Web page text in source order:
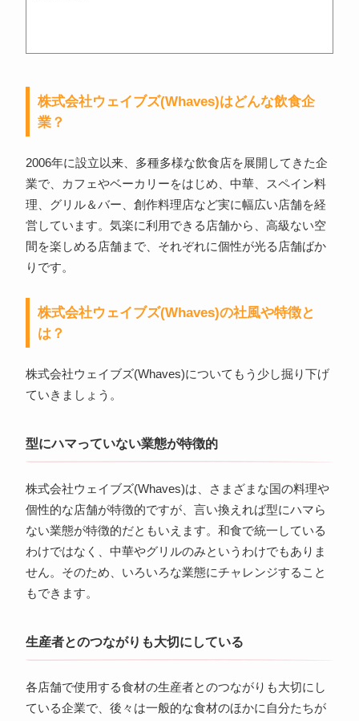
株式会社ウェイブズ(Whaves)はどんな飲食企
業？
2006年に設立以来、多種多様な飲食店を展開してきた企
業で、カフェやベーカリーをはじめ、中華、スペイン料
理、グリル＆バー、創作料理店など実に幅広い店舗を経
営しています。気楽に利用できる店舗から、高級ない空
間を楽しめる店舗まで、それぞれに個性が光る店舗ばか
りです。
株式会社ウェイブズ(Whaves)の社風や特徴と
は？
株式会社ウェイブズ(Whaves)についてもう少し掘り下げ
ていきましょう。
型にハマっていない業態が特徴的
株式会社ウェイブズ(Whaves)は、さまざまな国の料理や
個性的な店舗が特徴的ですが、言い換えれば型にハマら
ない業態が特徴的だともいえます。和食で統一している
わけではなく、中華やグリルのみというわけでもありま
せん。そのため、いろいろな業態にチャレンジすること
もできます。
生産者とのつながりも大切にしている
各店舗で使用する食材の生産者とのつながりも大切にし
ている企業で、後々は一般的な食材のほかに自分たちが